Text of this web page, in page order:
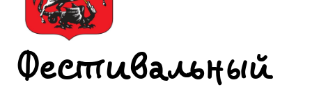
Фестивальный